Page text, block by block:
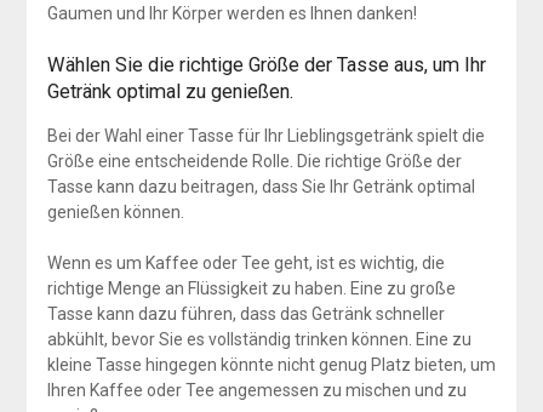
Gaumen und Ihr Körper werden es Ihnen danken!
Wählen Sie die richtige Größe der Tasse aus, um Ihr
Getränk optimal zu genießen.
Bei der Wahl einer Tasse für Ihr Lieblingsgetränk spielt die
Größe eine entscheidende Rolle. Die richtige Größe der
Tasse kann dazu beitragen, dass Sie Ihr Getränk optimal
genießen können.
Wenn es um Kaffee oder Tee geht, ist es wichtig, die
richtige Menge an Flüssigkeit zu haben. Eine zu große
Tasse kann dazu führen, dass das Getränk schneller
abkühlt, bevor Sie es vollständig trinken können. Eine zu
kleine Tasse hingegen könnte nicht genug Platz bieten, um
Ihren Kaffee oder Tee angemessen zu mischen und zu